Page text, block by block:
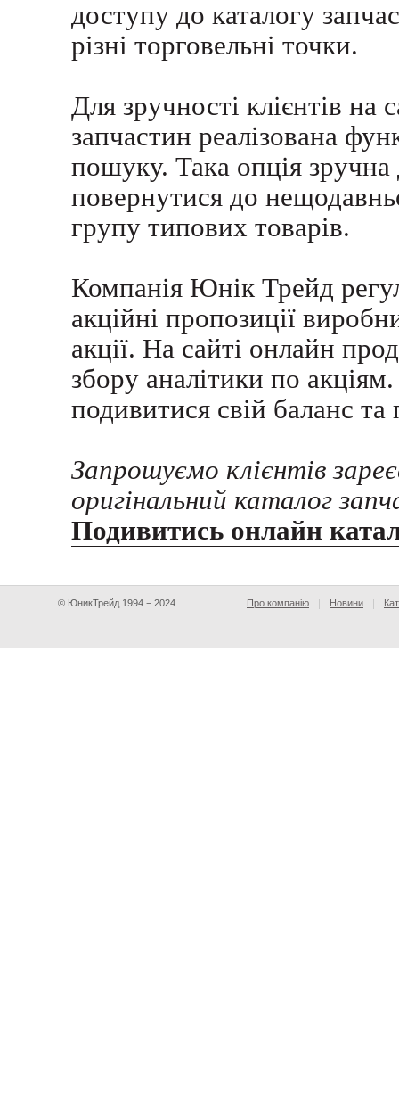
доступу до каталогу
різні торговельні точки.
Для зручності клієнтів на
запчастин реалізована
пошуку. Така опція зручна
повернутися до
групу типових товарів.
Компанія Юнік Трейд
акційні пропозиції
акції. На сайті онлайн
збору аналітики по
подивитися свій баланс
Запрошуємо клієнтів
оригінальний каталог
Подивитись онлайн
© ЮникТрейд 1994 − 2024 Про компанію Новини